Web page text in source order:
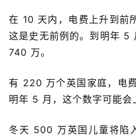
在 10 天内，电费上升到前
这是史无前例的。到明年 5
740 万。
有 220 万个英国家庭，电
明年 5 月，这个数字可能会
冬天 500 万英国儿童将陷